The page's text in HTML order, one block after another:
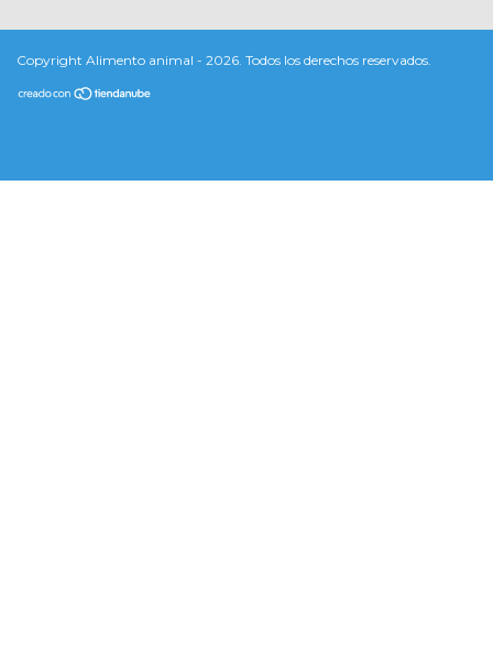
Copyright Alimento animal - 2026. Todos los derechos reservados.